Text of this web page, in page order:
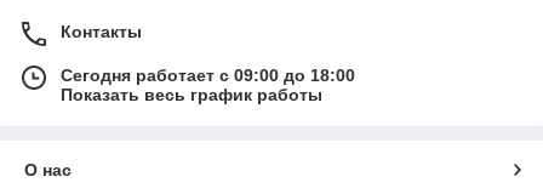
Контакты
Сегодня работает с 09:00 до 18:00
Показать весь график работы
О нас